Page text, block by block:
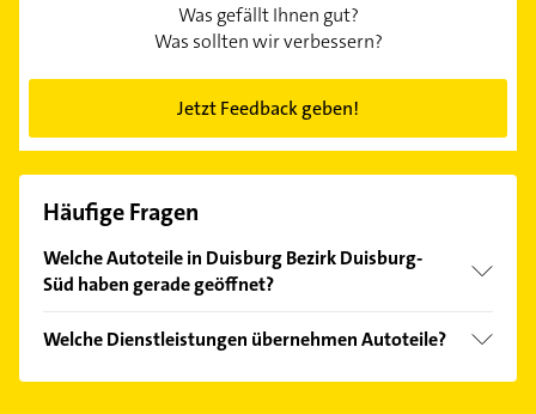
Was gefällt Ihnen gut?
Was sollten wir verbessern?
Jetzt Feedback geben!
Häufige Fragen
Welche Autoteile in Duisburg Bezirk Duisburg-
Süd haben gerade geöffnet?
Bitte beachten Sie, dass diese an Sonn- und
Feiertagen abweichen können.
Welche Dienstleistungen übernehmen Autoteile?
Folgende Leistungen werden angeboten: